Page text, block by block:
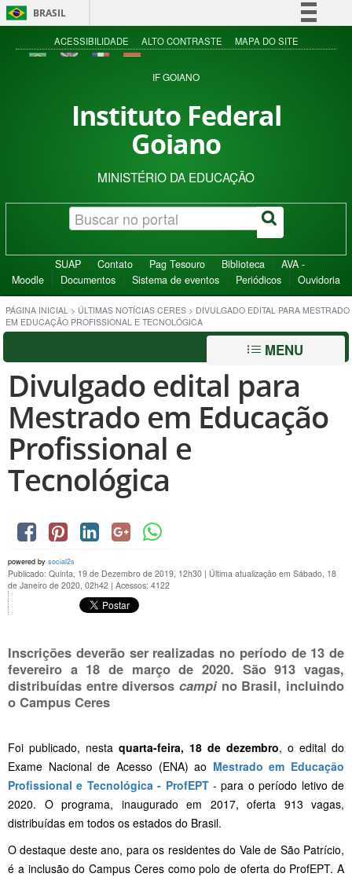
BRASIL
Simplifique!
Acesso à informação
ACESSIBILIDADE ALTO CONTRASTE MAPA DO SITE
IF GOIANO
Instituto Federal
Goiano
MINISTÉRIO DA EDUCAÇÃO
SUAP Contato Pag Tesouro Biblioteca
AVA -
Moodle
Documentos Sistema de eventos Periódicos Ouvidoria
PÁGINA INICIAL > ÚLTIMAS NOTÍCIAS CERES > DIVULGADO EDITAL PARA MESTRADO
EM EDUCAÇÃO PROFISSIONAL E TECNOLÓGICA
MENU
Divulgado edital para
Mestrado em Educação
Profissional e
Tecnológica
powered by social2s
Publicado: Quinta, 19 de Dezembro de 2019, 12h30 | Última atualização em Sábado, 18
de Janeiro de 2020, 02h42 | Acessos: 4122
Inscrições deverão ser realizadas no período de 13 de
fevereiro a 18 de março de 2020. São 913 vagas,
distribuídas entre diversos campino Brasil, incluindo
o Campus Ceres
Foi publicado, nesta quarta-feira, 18 de dezembro, o edital do
Exame Nacional de Acesso (ENA) ao Mestrado em Educação
Profissional e Tecnológica - ProfEPT- para o período letivo de
2020. O programa, inaugurado em 2017, oferta 913 vagas,
distribuídas em todos os estados do Brasil.
O destaque deste ano, para os residentes do Vale de São Patrício,
é a inclusão do Campus Ceres como polo de oferta do ProfEPT. A